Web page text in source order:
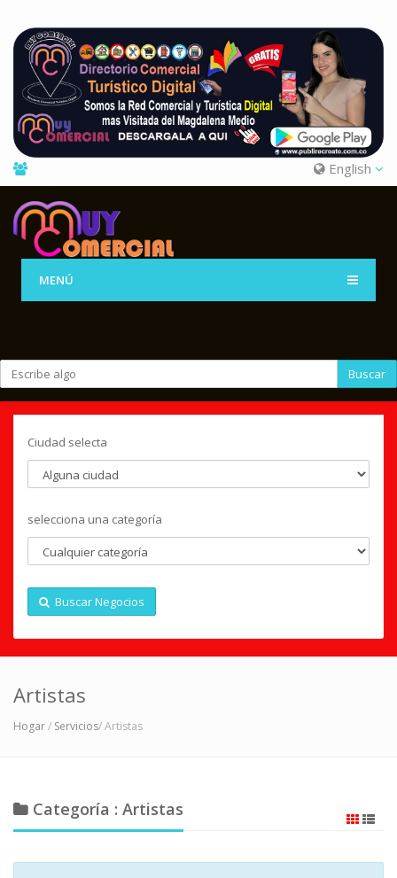
English
MENÚ
Buscar
Ciudad selecta
selecciona una categoría
Buscar Negocios
Artistas
Hogar/ Servicios/ Artistas
Categoría : Artistas